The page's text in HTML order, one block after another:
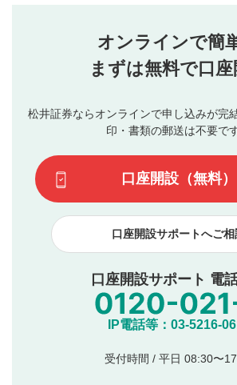
投稿するボタン
星で評価をすると投稿できます。（お
3
動画の評価
です）
行ってください。
当社は、利用者同士、もしくは利用者
ブルによって生じた損害に対して一切
評価およびコメントは当社にて審査の
ます。掲載されるまでに日数がかかる
てはお答えできません。各動画コンテ
て結果のご連絡といたします。ご了承
下記の項目に該当すると判断された投
見合わせる場合がございます。
本動画コンテンツとは無関係の
他者への誹謗中傷や差別的表現
公序良俗に反する内容の投稿
氏名、住所、電話番号など個人
他のサイトへの誘導や営利目的
他者の権利（商標、著作権、そ
オンラインで簡単
まずは無料で口
松井証券ならオンラインで申し込みが完
印・書類の郵送は不要です
口座開設（無料）
口座開設サポートへご相
口座開設サポート 電
IP電話等：03-5216-
受付時間 / 平日 08:30〜